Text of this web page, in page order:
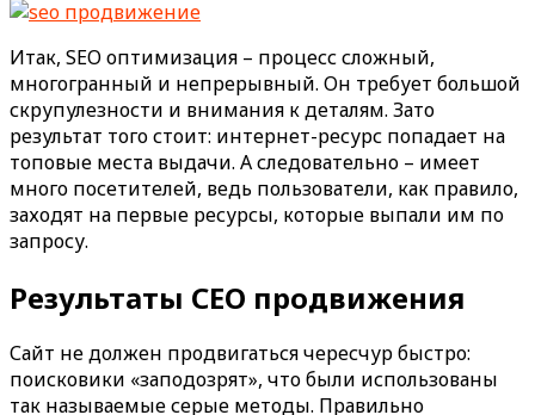
Итак, SEO оптимизация – процесс сложный,
многогранный и непрерывный. Он требует большой
скрупулезности и внимания к деталям. Зато
результат того стоит: интернет-ресурс попадает на
топовые места выдачи. А следовательно – имеет
много посетителей, ведь пользователи, как правило,
заходят на первые ресурсы, которые выпали им по
запросу.
Результаты СЕО продвижения
Сайт не должен продвигаться чересчур быстро:
поисковики «заподозрят», что были использованы
так называемые серые методы. Правильно